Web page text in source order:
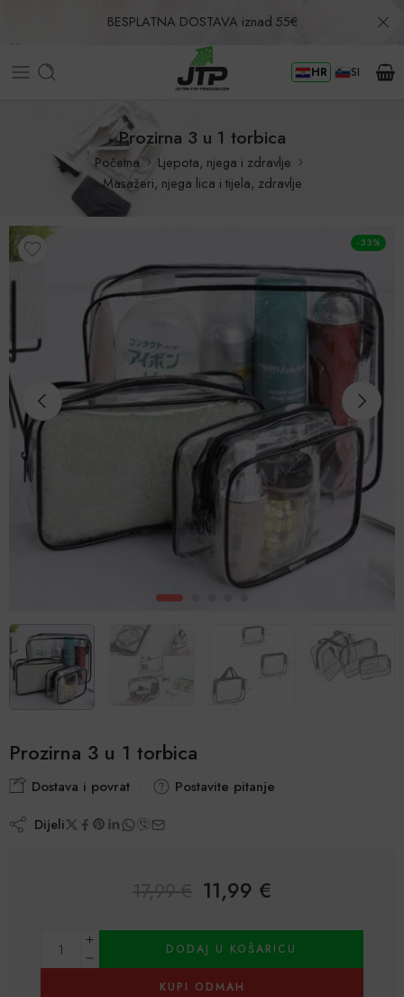
BESPLATNA DOSTAVA iznad 55€
Povrat u roku od 30 dana! HR SI
Prozirna 3 u 1 torbica
Početna
Ljepota, njega i zdravlje
Masažeri, njega lica i tijela, zdravlje
-33%
Prozirna 3 u 1 torbica
Dostava i povrat Postavite pitanje
Dijeli
17,99 11,99 €
DODAJ U KOŠARICU
KUPI ODMAH
Alternative: